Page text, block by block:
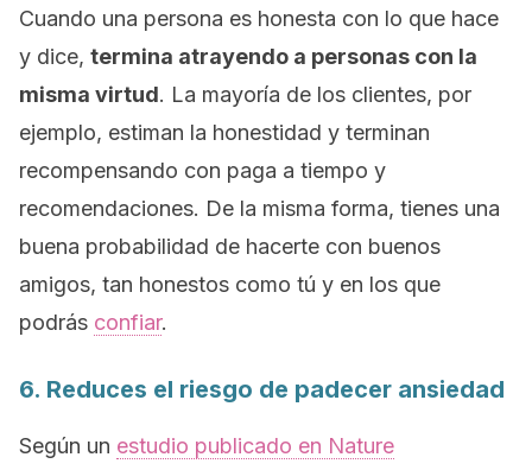
Cuando una persona es honesta con lo que hace
y dice, termina atrayendo a personas con la
misma virtud. La mayoría de los clientes, por
ejemplo, estiman la honestidad y terminan
recompensando con paga a tiempo y
recomendaciones. De la misma forma, tienes una
buena probabilidad de hacerte con buenos
amigos, tan honestos como tú y en los que
podrás confiar.
6. Reduces el riesgo de padecer ansiedad
Según un estudio publicado en Nature